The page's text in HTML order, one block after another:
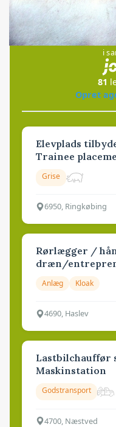
i
81
Opret
Elevplads
Trainee
Grise
6950, Ringkøbing
Rørlægger /
dræn/
Anlæg Kloak
4690, Haslev
Lastbilchauffør
Maskinstation
Godstransport
4700, Næstved